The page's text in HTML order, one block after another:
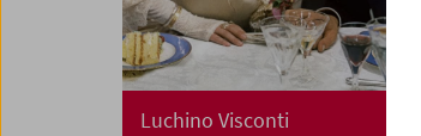
Luchino Visconti